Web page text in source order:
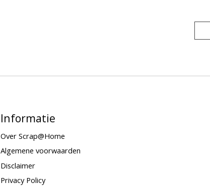
Informatie
Over Scrap@Home
Algemene voorwaarden
Disclaimer
Privacy Policy